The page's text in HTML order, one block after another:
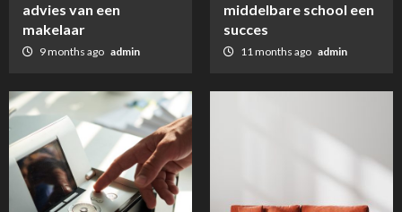
advies van een
makelaar
9 months ago admin
middelbare school een
succes
11 months ago admin